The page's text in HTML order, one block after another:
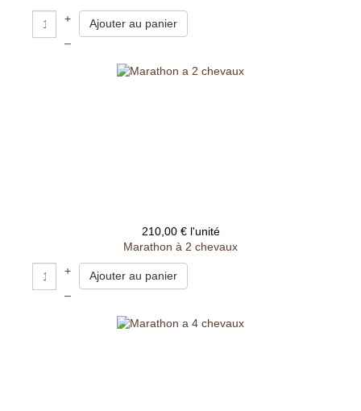
+
–
210,00 € l'unité
Marathon à 2 chevaux
+
–